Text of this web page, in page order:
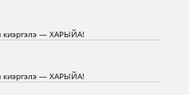
— ХАРЫЙА!
— ХАРЫЙА!